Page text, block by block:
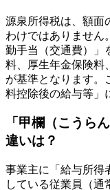
源泉所得税は、額面
わけではありません
勤手当（交通費）」
料、厚生年金保険料
が基準となります。
料控除後の給与等」
「甲欄（こうら
違いは？
事業主に「給与所得
している従業員（通